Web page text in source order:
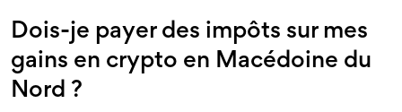
Dois-je payer des impôts sur mes
gains en crypto en Macédoine du
Nord ?